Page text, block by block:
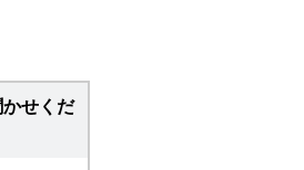
せくだ